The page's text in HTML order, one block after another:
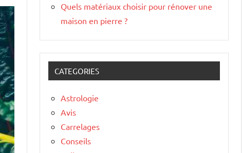
Quels matériaux choisir pour rénover une
maison en pierre ?
CATEGORIES
Astrologie
Avis
Carrelages
Conseils